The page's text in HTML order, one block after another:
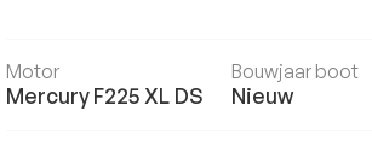
Motor
Mercury F225 XL DS
Bouwjaar boot
Nieuw